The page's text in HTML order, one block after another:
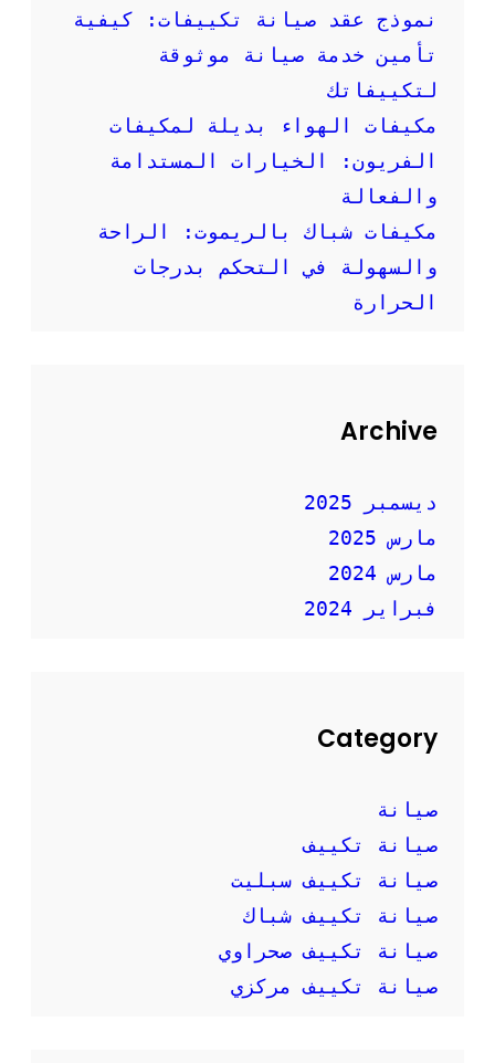
إ
ش
ا
ت
م
نموذج عقد صيانة تكييفات: كيفية
تأمين خدمة صيانة موثوقة
لتكييفاتك
مكيفات الهواء بديلة لمكيفات
الفريون: الخيارات المستدامة
والفعالة
مكيفات شباك بالريموت: الراحة
والسهولة في التحكم بدرجات
الحرارة
Archive
ديسمبر 2025
مارس 2025
مارس 2024
فبراير 2024
Category
صيانة
صيانة تكييف
صيانة تكييف سبليت
صيانة تكييف شباك
صيانة تكييف صحراوي
صيانة تكييف مركزي